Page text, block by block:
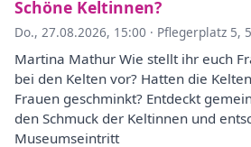
Schöne Keltinnen?
Do., 27.08.2026, 15:00 · Pflegerplatz 5,
Martina Mathur Wie stellt ihr euch
bei den Kelten vor? Hatten die
Frauen geschminkt? Entdeckt
den Schmuck der Keltinnen und
Museumseintritt